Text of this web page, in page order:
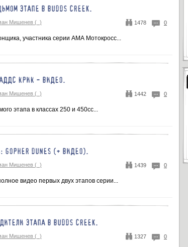
ЭТАПЕ В BUDDS CREEK.
Мишенев (_) 1478 0
участника серии АМА Мотокросс...
КРИК - ВИДЕО.
Мишенев (_) 1442 0
этапа в классах 250 и 450сс...
DUNES (+ ВИДЕО).
Мишенев (_) 1439 0
видео первых двух этапов серии...
ЭТАПА В BUDDS CREEK.
Мишенев (_) 1327 0